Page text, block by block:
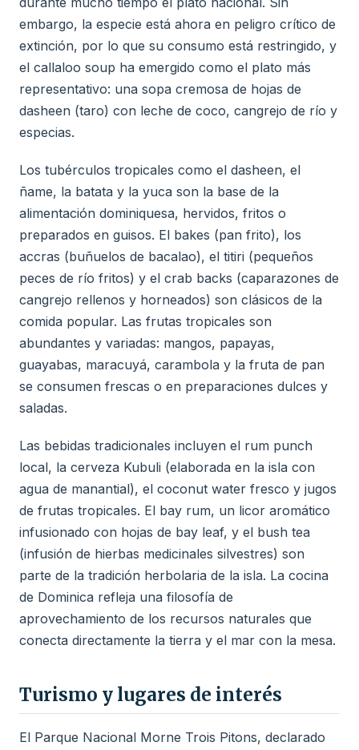
embargo, la especie está ahora en peligro crítico de
extinción, por lo que su consumo está restringido, y
el callaloo soup ha emergido como el plato más
representativo: una sopa cremosa de hojas de
dasheen (taro) con leche de coco, cangrejo de río y
especias.
Los tubérculos tropicales como el dasheen, el
ñame, la batata y la yuca son la base de la
alimentación dominiquesa, hervidos, fritos o
preparados en guisos. El bakes (pan frito), los
accras (buñuelos de bacalao), el titiri (pequeños
peces de río fritos) y el crab backs (caparazones de
cangrejo rellenos y horneados) son clásicos de la
comida popular. Las frutas tropicales son
abundantes y variadas: mangos, papayas,
guayabas, maracuyá, carambola y la fruta de pan
se consumen frescas o en preparaciones dulces y
saladas.
Las bebidas tradicionales incluyen el rum punch
local, la cerveza Kubuli (elaborada en la isla con
agua de manantial), el coconut water fresco y jugos
de frutas tropicales. El bay rum, un licor aromático
infusionado con hojas de bay leaf, y el bush tea
(infusión de hierbas medicinales silvestres) son
parte de la tradición herbolaria de la isla. La cocina
de Dominica refleja una filosofía de
aprovechamiento de los recursos naturales que
conecta directamente la tierra y el mar con la mesa.
Turismo y lugares de interés
El Parque Nacional Morne Trois Pitons, declarado